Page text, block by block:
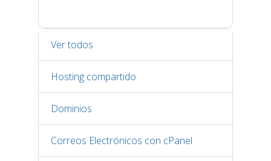
Ver todos
Hosting compartido
Dominios
Correos Electrónicos con cPanel